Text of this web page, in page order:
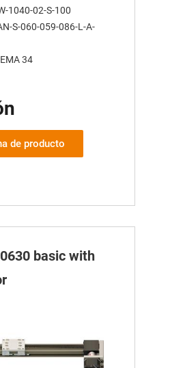
1040-02-S-100
S-060-059-086-L-A-
34
de producto
basic with